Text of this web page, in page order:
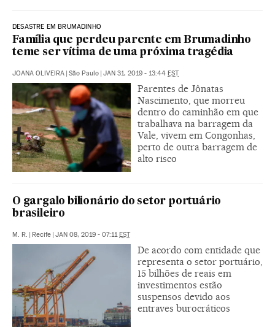
DESASTRE EM BRUMADINHO
Família que perdeu parente em Brumadinho
teme ser vítima de uma próxima tragédia
JOANA OLIVEIRA | São Paulo | JAN 31, 2019 - 13:44 EST
Parentes de Jônatas
Nascimento, que morreu
dentro do caminhão em que
trabalhava na barragem da
Vale, vivem em Congonhas,
perto de outra barragem de
alto risco
O gargalo bilionário do setor portuário
brasileiro
M. R. | Recife | JAN 08, 2019 - 07:11EST
De acordo com entidade que
representa o setor portuário,
15 bilhões de reais em
investimentos estão
suspensos devido aos
entraves burocráticos